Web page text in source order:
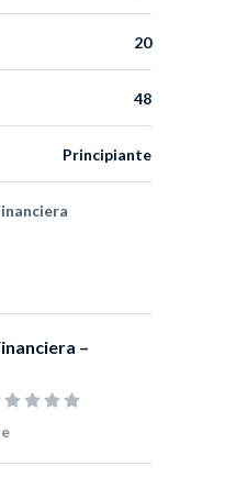
20
48
Principiante
–